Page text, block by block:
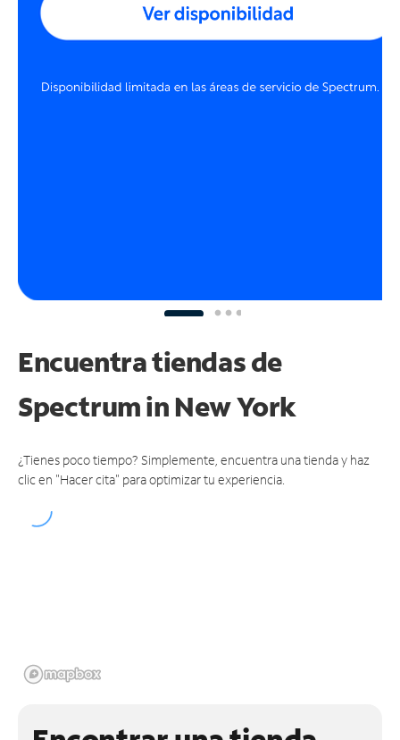
Encuentra tiendas de
Spectrumin New York
¿Tienes poco tiempo? Simplemente, encuentra una tienda y haz
clic en "Hacer cita" para optimizar tu experiencia.